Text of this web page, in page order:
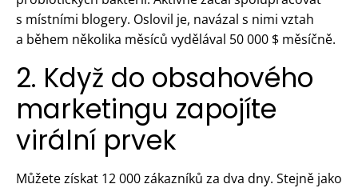
s místními blogery. Oslovil je, navázal s nimi vztah
a během několika měsíců vydělával 50 000 $ měsíčně.
2. Když do obsahového
marketingu zapojíte
virální prvek
Můžete získat 12 000 zákazníků za dva dny. Stejně jako